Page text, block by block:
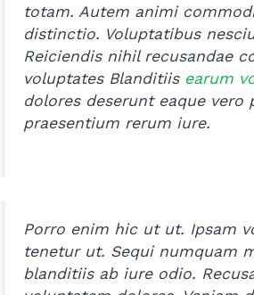
totam. Autem animi
distinctio. Voluptatibus
Reiciendis nihil recusandae
voluptates Blanditiis earum
dolores deserunt eaque
praesentium rerum iure.
Porro enim hic ut ut. Ipsam
tenetur ut. Sequi numquam
blanditiis ab iure odio.